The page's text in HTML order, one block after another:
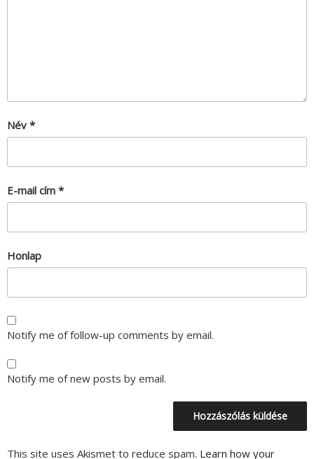
Név *
E-mail cím *
Honlap
Notify me of follow-up comments by email.
Notify me of new posts by email.
This site uses Akismet to reduce spam. Learn how your